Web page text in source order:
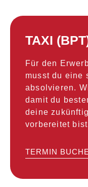
TAXI
Für den
musst du eine
absolvieren.
damit du
deine
vorbereitet
TERMIN